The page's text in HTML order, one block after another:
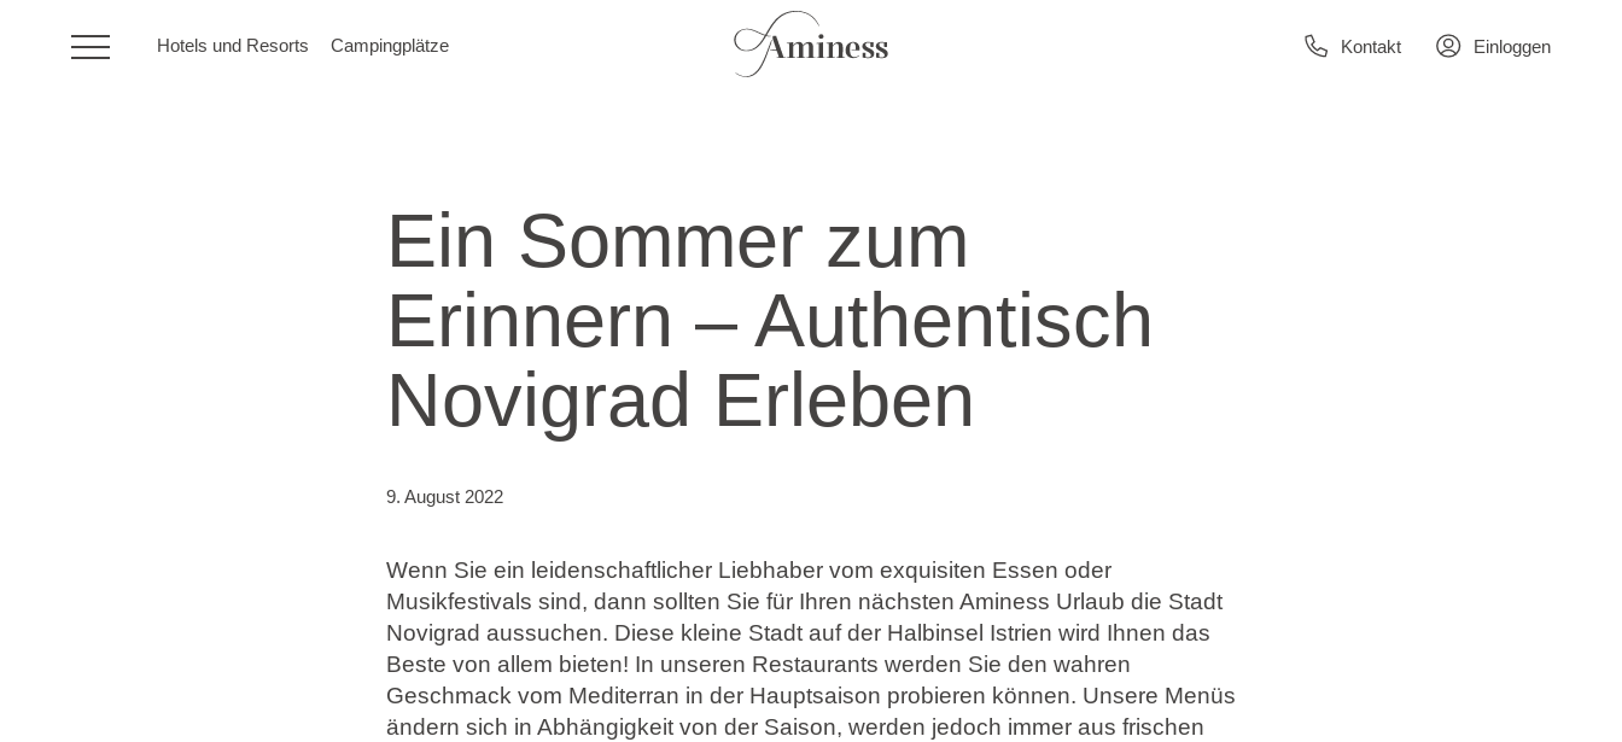
Hotels und Resorts Campingplätze Kontakt Einloggen
Ein Sommer zum
Erinnern – Authentisch
Novigrad Erleben
9. August 2022
Wenn Sie ein leidenschaftlicher Liebhaber vom exquisiten Essen oder
Musikfestivals sind, dann sollten Sie für Ihren nächsten Aminess Urlaub die Stadt
Novigrad aussuchen. Diese kleine Stadt auf der Halbinsel Istrien wird Ihnen das
Beste von allem bieten! In unseren Restaurants werden Sie den wahren
Geschmack vom Mediterran in der Hauptsaison probieren können. Unsere Menüs
ändern sich in Abhängigkeit von der Saison, werden jedoch immer aus frischen